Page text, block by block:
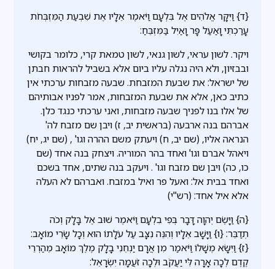
{ד} וַיִּקָּר אֱלֹהִים אֶל בִּלְעָם וַיֹּאמֶר אֵלָיו אֶת שִׁבְעַת הַמִּזְבְּחֹת
עָרַכְתִּי וָאַעַל פָּר וָאַיִל בַּמִּזְבֵּחַ:
ויקר. לשון עראי, לשון גנאי, לשון טמאת קרי, כלומר בקושי
ובבזיון, ולא היה נגלה עליו ביום אלא בשביל להראות חבתן
של ישראל: את שבעת המזבחת. שבעה מזבחות ערכתי אין
כתיב כאן, אלא את שבעת המזבחות, אמר לפניו אבותיהם
של אלו בנו לפניך שבעה מזבחות, ואני ערכתי כנגד כלן.
אברהם בנה ארבעה (בראשית יב, ז) ויבן שם מזבח לה'
הנראה אליו, (שם יב, ח) ויעתק משם ההרה וגו' , (שם יג, יח)
ויאהל אברם וגו' ואחד בהר המוריה. ויצחק בנה אחד (שם
כו, כה) ויבן שם מזבח וגו' . ויעקב בנה שתים, אחד בשכם
ואחד בבית אל: ואעל פר ואיל במזבח. ואברהם לא העלה
אלא איל אחד: (רש"י)
{ה} וַיָּשֶׂם יְהוָה דָּבָר בְּפִי בִלְעָם וַיֹּאמֶר שׁוּב אֶל בָּלָק וְכֹה
תְדַבֵּר: {ו} וַיָּשָׁב אֵלָיו וְהִנֵּה נִצָּב עַל עֹלָתוֹ הוּא וְכָל שָׂרֵי מוֹאָב:
{ז} וַיִּשָּׂא מְשָׁלוֹ וַיֹּאמַר מִן אֲרָם יַנְחֵנִי בָלָק מֶלֶךְ מוֹאָב מֵהַרְרֵי
קֶדֶם לְכָה אָרָה לִּי יַעֲקֹב וּלְכָה זֹעֲמָה יִשְׂרָאֵל: